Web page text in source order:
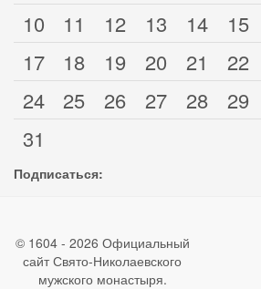
10
11 12 13 14 15
17
18 19 20 21 22
24
25 26 27 28 29
31
Подписаться:
© 1604 - 2026 Официальный
сайт Свято-Николаевского
мужского монастыря.